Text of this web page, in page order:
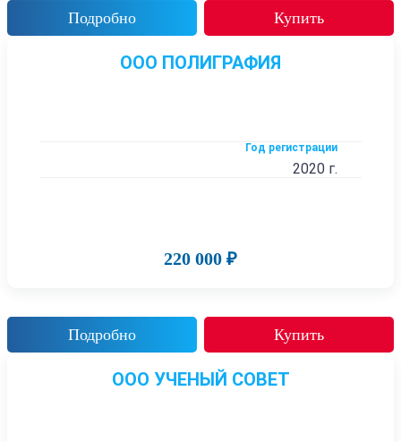
Подробно Купить
ООО ПОЛИГРАФИЯ
Год регистрации
2020 г.
220 000 ₽
Подробно Купить
ООО УЧЕНЫЙ СОВЕТ